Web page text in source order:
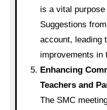
is a vital
Suggestions
account, leading
improvements in
Enhancing
Teachers and
The SMC